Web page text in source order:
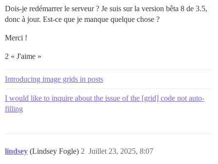
Dois-je redémarrer le serveur ? Je suis sur la version bêta 8 de 3.5,
donc à jour. Est-ce que je manque quelque chose ?
Merci !
2 « J'aime »
Introducing image grids in posts
I would like to inquire about the issue of the [grid] code not auto-
filling
lindsey (Lindsey Fogle) Juillet 23, 2025, 8:07
2